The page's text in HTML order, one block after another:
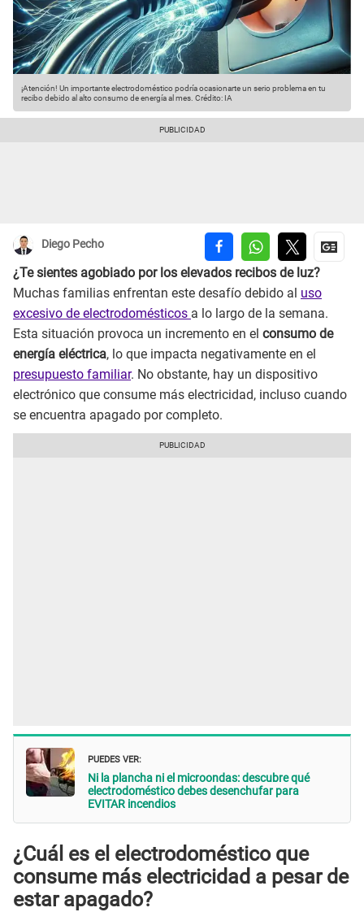
¡Atención! Un importante electrodoméstico podría ocasionarte un serio problema en tu
recibo debido al alto consumo de energía al mes. Crédito: IA
Diego Pecho
¿Te sientes agobiado por los elevados recibos de luz?
Muchas familias enfrentan este desafío debido al uso
excesivo de electrodomésticos a lo largo de la semana.
Esta situación provoca un incremento en el consumo de
energía eléctrica, lo que impacta negativamente en el
presupuesto familiar. No obstante, hay un dispositivo
electrónico que consume más electricidad, incluso cuando
se encuentra apagado por completo.
PUEDES VER:
Ni la plancha ni el microondas: descubre qué
electrodoméstico debes desenchufar para
EVITAR incendios
¿Cuál es el electrodoméstico que
consume más electricidad a pesar de
estar apagado?